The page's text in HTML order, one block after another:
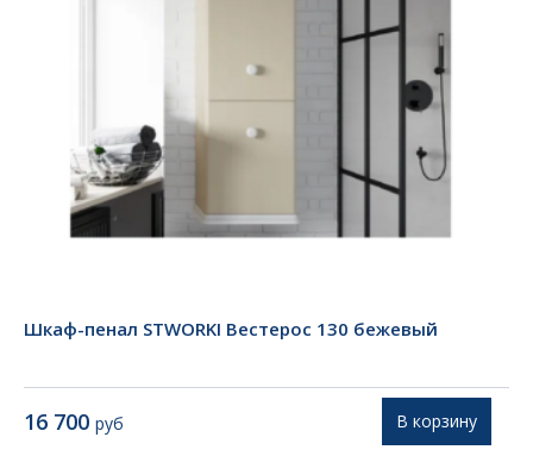
Шкаф-пенал STWORKI Вестерос 130 бежевый
16 700 руб В корзину